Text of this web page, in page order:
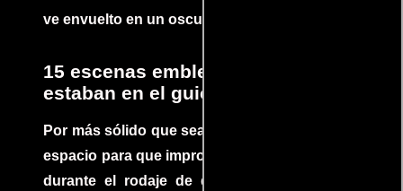
ve envuelto en un oscuro mundo de crimen
15 escenas emblemáticas que no
estaban en el guion
Por más sólido que sea un guión siempre hay
espacio para que improvisaciones que se dan
durante el rodaje de determinadas escenas